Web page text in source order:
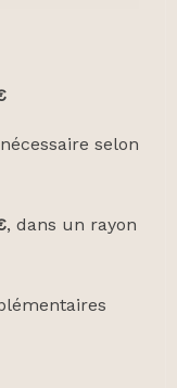
selon
, dans un rayon